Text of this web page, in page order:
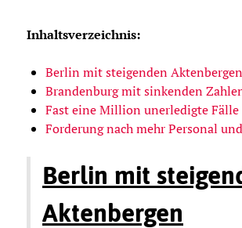
Inhaltsverzeichnis:
Berlin mit steigenden Aktenbergen
Brandenburg mit sinkenden
Fast eine Million unerledigte
Forderung nach mehr Personal
Berlin mit
Aktenbergen